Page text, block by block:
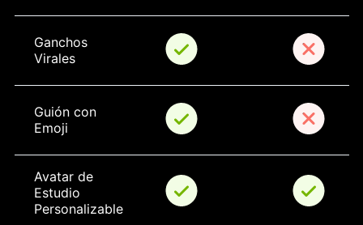
Ganchos
Virales
Guión con
Emoji
Avatar de
Estudio
Personalizable